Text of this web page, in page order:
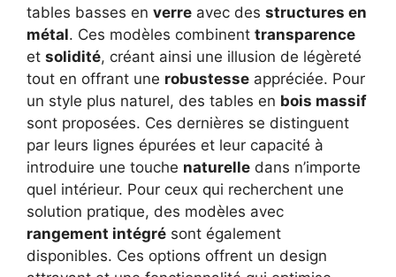
tables basses en verre avec des structures en
métal. Ces modèles combinent transparence
et solidité, créant ainsi une illusion de légèreté
tout en offrant une robustesse appréciée. Pour
un style plus naturel, des tables en bois massif
sont proposées. Ces dernières se distinguent
par leurs lignes épurées et leur capacité à
introduire une touche naturelle dans n’importe
quel intérieur. Pour ceux qui recherchent une
solution pratique, des modèles avec
rangement intégré sont également
disponibles. Ces options offrent un design